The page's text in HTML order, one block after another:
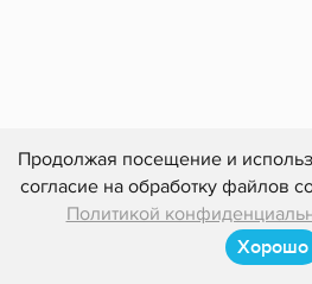
Продолжая посещение и
согласие на обработку файлов
Политикой
Хорошо